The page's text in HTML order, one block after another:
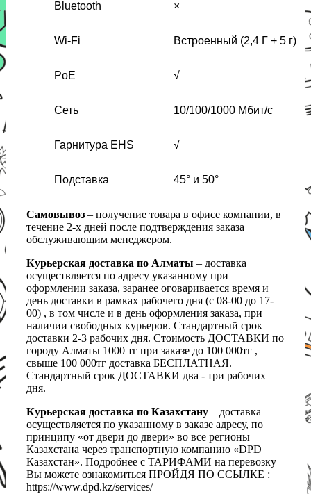
Bluetooth ×
Wi-Fi Встроенный (2,4 Г + 5 г)
PoE √
Сеть 10/100/1000 Мбит/с
Гарнитура EHS √
Подставка 45° и 50°
Самовывоз – получение товара в офисе компании, в
течение 2-х дней после подтверждения заказа
обслуживающим менеджером.
Курьерская доставка по Алматы – доставка
осуществляется по адресу указанному при
оформлении заказа, заранее оговаривается время и
день доставки в рамках рабочего дня (с 08-00 до 17-
00) , в том числе и в день оформления заказа, при
наличии свободных курьеров. Стандартный срок
доставки 2-3 рабочих дня. Стоимость ДОСТАВКИ по
городу Алматы 1000 тг при заказе до 100 000тг ,
свыше 100 000тг доставка БЕСПЛАТНАЯ.
Стандартный срок ДОСТАВКИ два - три рабочих
дня.
Курьерская доставка по Казахстану – доставка
осуществляется по указанному в заказе адресу, по
принципу «от двери до двери» во все регионы
Казахстана через транспортную компанию «DPD
Казахстан». Подробнее с ТАРИФАМИ на перевозку
Вы можете ознакомиться ПРОЙДЯ ПО ССЫЛКЕ :
https://www.dpd.kz/services/